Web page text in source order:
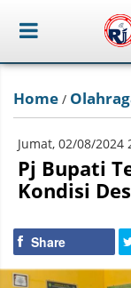
Home /
Jumat, 02/08/
Pj Bupati
Kondisi
Share